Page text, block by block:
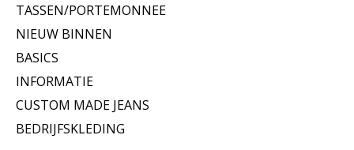
TASSEN/PORTEMONNEE
NIEUW BINNEN
BASICS
INFORMATIE
CUSTOM MADE JEANS
BEDRIJFSKLEDING